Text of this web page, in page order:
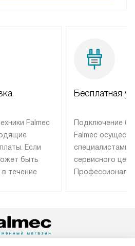
Falmec
Если
быть
течение
по
Бесплатная
Подключение
Falmec
специалистами
сервисного